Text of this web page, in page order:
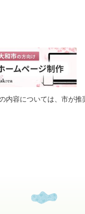
容については、市が推